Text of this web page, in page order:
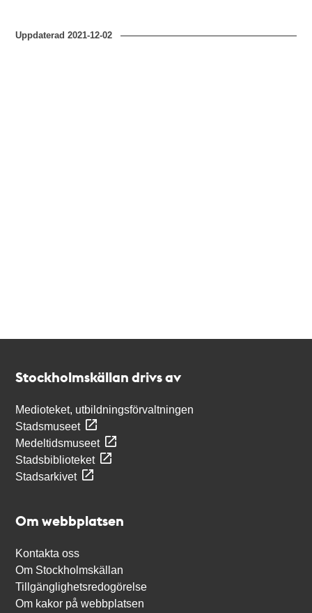
Uppdaterad2021-12-02
Stockholmskällan drivs av
Medioteket, utbildningsförvaltningen
Stadsmuseet
Medeltidsmuseet
Stadsbiblioteket
Stadsarkivet
Om webbplatsen
Kontakta oss
Om Stockholmskällan
Tillgänglighetsredogörelse
Om kakor på webbplatsen